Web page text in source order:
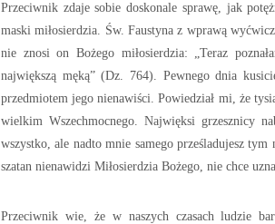
Przeciwnik zdaje sobie doskonale sprawę, jak
maski miłosierdzia. Św. Faustyna z wprawą
nie znosi on Bożego miłosierdzia: „Teraz
największą męką” (Dz. 764). Pewnego dnia
przedmiotem jego nienawiści. Powiedział mi, że
wielkim Wszechmocnego. Najwięksi grzesznicy
wszystko, ale nadto mnie samego prześladujesz tym
szatan nienawidzi Miłosierdzia Bożego, nie chce
Przeciwnik wie, że w naszych czasach ludzie